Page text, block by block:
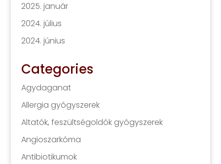
2025. január
2024. július
2024. június
Categories
Agydaganat
Allergia gyógyszerek
Altatók, feszültségoldók gyógyszerek
Angioszarkóma
Antibiotikumok